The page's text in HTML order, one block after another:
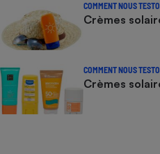
COMMENT NOUS
Crèmes
COMMENT NOUS
Crèmes